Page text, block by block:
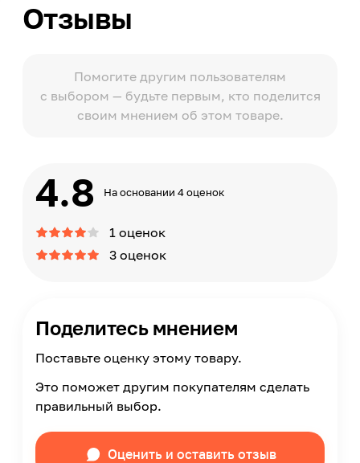
Отзывы
Помогите другим пользователям
с выбором — будьте первым, кто поделится
своим мнением об этом товаре.
4.8 На основании 4 оценок
1 оценок
3 оценок
Поделитесь мнением
Поставьте оценку этому товару.
Это поможет другим покупателям сделать
правильный выбор.
Оценить и оставить отзыв